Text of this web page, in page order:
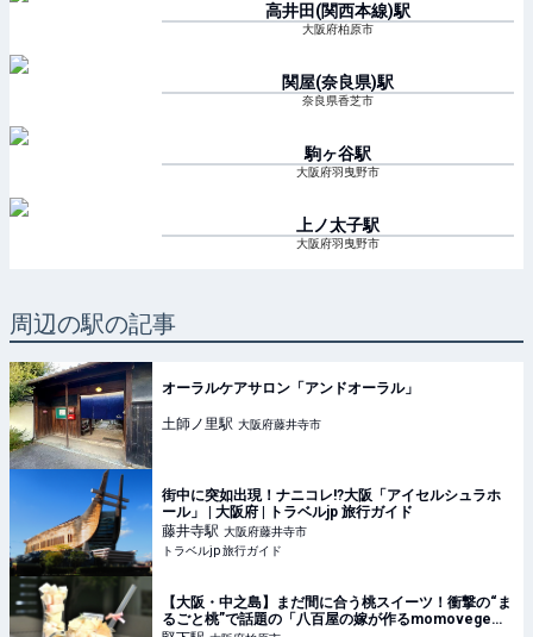
高井田(関西本線)駅
大阪府柏原市
関屋(奈良県)駅
奈良県香芝市
駒ヶ谷駅
大阪府羽曳野市
上ノ太子駅
大阪府羽曳野市
周辺の駅の記事
オーラルケアサロン「アンドオーラル」
土師ノ里駅 大阪府藤井寺市
街中に突如出現！ナニコレ!?大阪「アイセルシュラホ
ール」 | 大阪府 | トラベルjp 旅行ガイド
藤井寺駅 大阪府藤井寺市
トラベルjp 旅行ガイド
【大阪・中之島】まだ間に合う桃スイーツ！衝撃の“ま
るごと桃”で話題の「八百屋の嫁が作るmomovege」